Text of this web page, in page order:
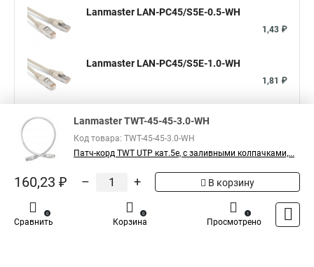
Lanmaster LAN-PC45/S5E-0.5-WH
1,43 ₽
Lanmaster LAN-PC45/S5E-1.0-WH
1,81 ₽
Написать отзыв
Общая оценка товара: 5
Официальный поставщик компанииLanmaster
Lanmaster TWT-45-45-3.0-WH
Код товара: TWT-45-45-3.0-WH
Патч-корд TWT UTP кат.5e, с заливными колпачками,...
160,23 ₽ – + В корзину
Сравнить
0
Корзина
0
Просмотрено
1